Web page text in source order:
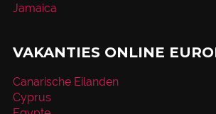
Jamaica
VAKANTIES ONLINE
Canarische Eilanden
Cyprus